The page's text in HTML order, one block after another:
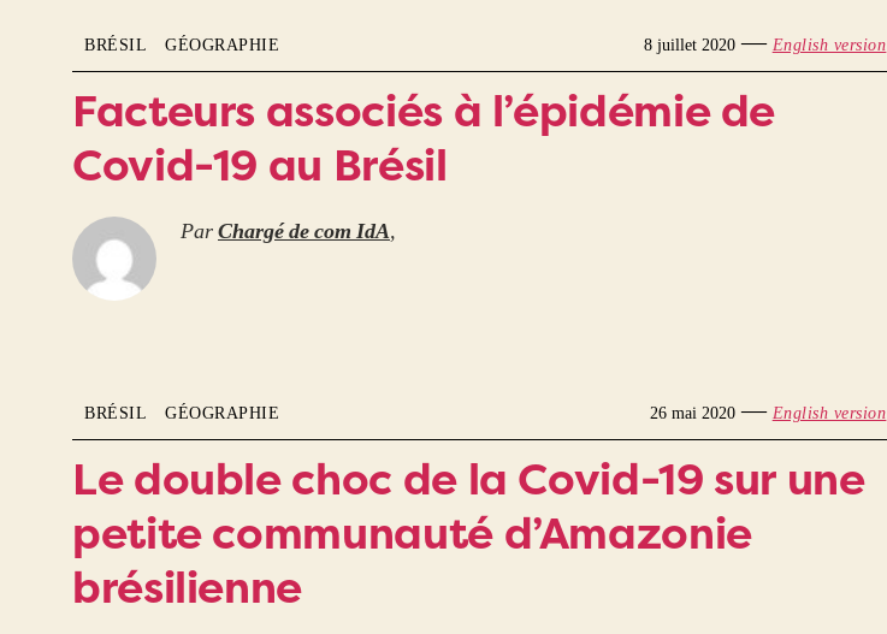
BRÉSIL GÉOGRAPHIE 8 juillet 2020— English version
Facteurs associés à l’épidémie de
Covid-19 au Brésil
ParChargé de com IdA,
BRÉSIL GÉOGRAPHIE 26 mai 2020— English version
Le double choc de la Covid-19 sur une
petite communauté d’Amazonie
brésilienne